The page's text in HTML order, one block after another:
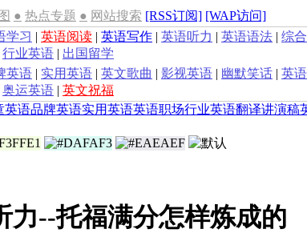
● 热点专题 ● 网站搜索 [RSS订阅] [WAP访问]
学习 | 英语阅读 | 英语写作 | 英语听力 | 英语语法 | 综
行业英语 | 出国留学
英语 | 实用英语 | 英文歌曲 | 影视英语 | 幽默笑话 | 英
奥运英语 | 英文祝福
英语品牌英语实用英语英语职场行业英语翻译讲演稿
力--托福满分怎样炼成的